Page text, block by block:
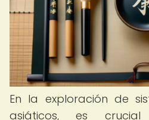
En la exploración de
asiáticos, es